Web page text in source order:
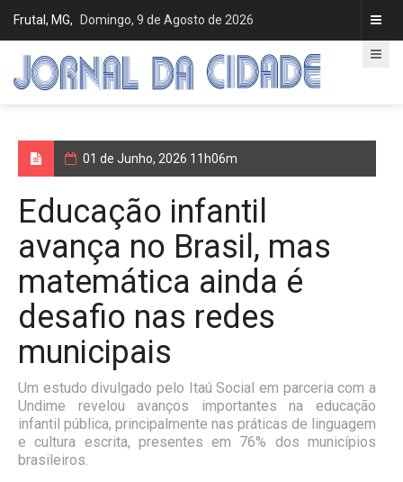
Frutal, MG, Domingo, 9 de Agosto de 2026
01 de Junho, 2026 11h06m
Educação infantil
avança no Brasil, mas
matemática ainda é
desafio nas redes
municipais
Um estudo divulgado pelo Itaú Social em parceria com a
Undime revelou avanços importantes na educação
infantil pública, principalmente nas práticas de linguagem
e cultura escrita, presentes em 76% dos municípios
brasileiros.